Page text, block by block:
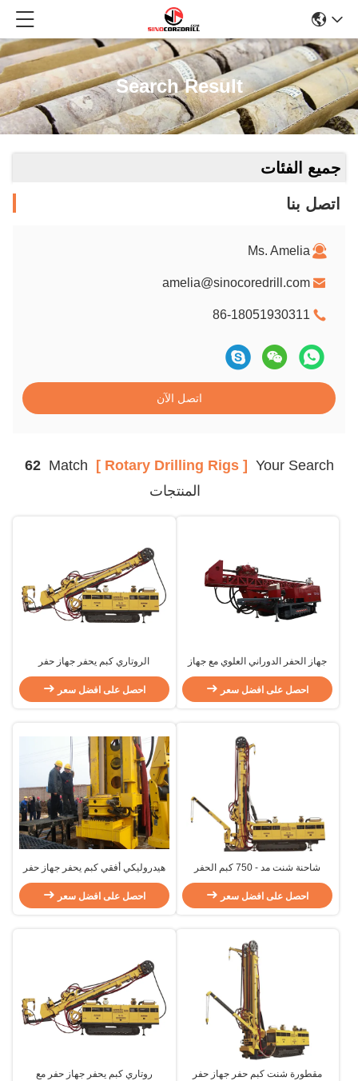
Search Result
جميع الفئات
اتصل بنا
Ms. Amelia
amelia@sinocoredrill.com
86-18051930311
اتصل الآن
Your Search
[ Rotary Drilling Rigs ]
62
المنتجات
جهاز الحفر الدوراني العلوي مع جهاز
الحفر الشامل للتدوير العكسي CBM
احصل على افضل سعر
الروتاري كبم يحفر جهاز حفر
احصل على افضل سعر
شاحنة شنت مد - 750 كبم الحفر
تلاعب / الأساسية الحفر تزوير، عمق
الحفر 3200m 2200m 1600m
احصل على افضل سعر
هيدروليكي أفقي كبم يحفر جهاز حفر
مد-750 مع عزم عال 34000N · m
احصل على افضل سعر
مقطورة شنت كبم حفر جهاز حفر
روتاري كبم يحفر جهاز حفر مع